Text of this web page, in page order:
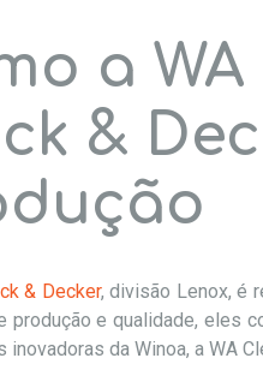
a
&
& Decker, divisão Lenox, é
produção e qualidade, eles
inovadoras da Winoa, a WA